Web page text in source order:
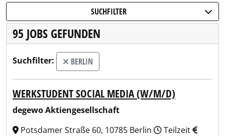
SUCHFILTER
95 JOBS GEFUNDEN
Suchfilter: BERLIN
WERKSTUDENT SOCIAL MEDIA (W/M/D)
degewo Aktiengesellschaft
Potsdamer Straße 60, 10785 Berlin
Teilzeit